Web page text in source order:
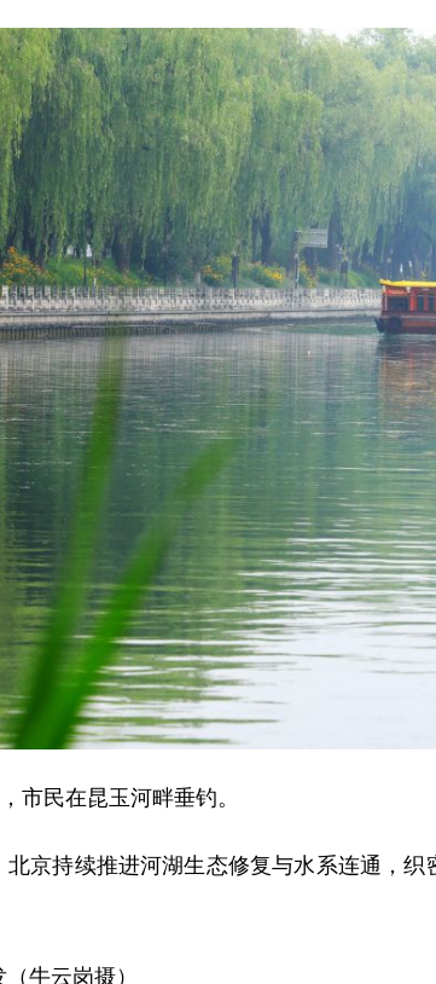
民在昆玉河畔垂钓。
持续推进河湖生态修复与水系连通，织
牛云岗摄）